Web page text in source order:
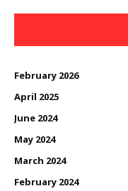
February 2026
April 2025
June 2024
May 2024
March 2024
February 2024